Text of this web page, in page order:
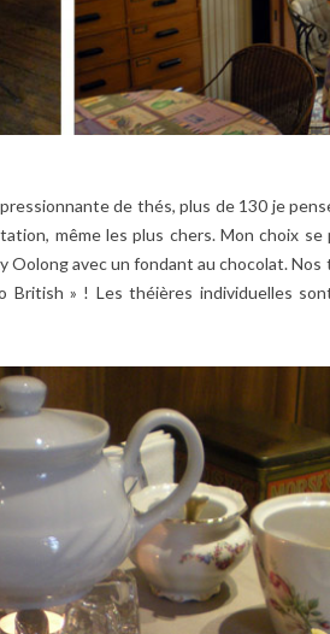
de thés, plus de 130 je
même les plus chers. Mon choix
Oolong avec un fondant au chocolat.
British » ! Les théières individuelles